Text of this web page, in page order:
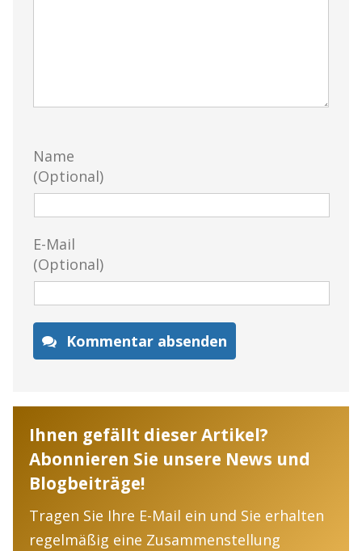
Name
(Optional)
E-Mail
(Optional)
Kommentar absenden
Ihnen gefällt dieser Artikel?
Abonnieren Sie unsere News und
Blogbeiträge!
Tragen Sie Ihre E-Mail ein und Sie erhalten
regelmäßig eine Zusammenstellung